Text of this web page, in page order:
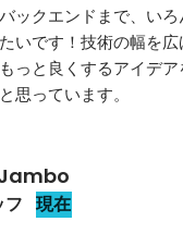
ックエンドまで、い
いです！技術の幅を
っと良くするアイデア
思っています。
フ 現在